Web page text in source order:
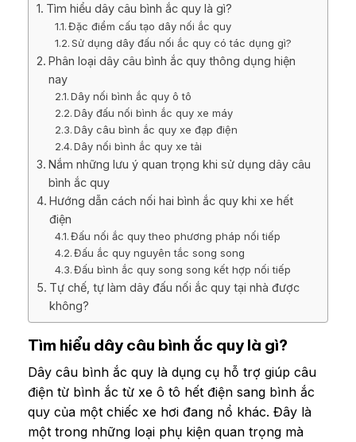
Tìm hiểu dây câu bình ắc quy là gì?
Đặc điểm cấu tạo dây nối ắc quy
Sử dụng dây đấu nối ắc quy có tác dụng gì?
Phân loại dây câu bình ắc quy thông dụng hiện
nay
Dây nối bình ắc quy ô tô
Dây đấu nối bình ắc quy xe máy
Dây câu bình ắc quy xe đạp điện
Dây nối bình ắc quy xe tải
Nắm những lưu ý quan trọng khi sử dụng dây câu
bình ắc quy
Hướng dẫn cách nối hai bình ắc quy khi xe hết
điện
Đấu nối ắc quy theo phương pháp nối tiếp
Đấu ắc quy nguyên tắc song song
Đấu bình ắc quy song song kết hợp nối tiếp
Tự chế, tự làm dây đấu nối ắc quy tại nhà được
không?
Tìm hiểu dây câu bình ắc quy là gì?
Dây câu bình ắc quy là dụng cụ hỗ trợ giúp câu
điện từ bình ắc từ xe ô tô hết điện sang bình ắc
quy của một chiếc xe hơi đang nổ khác. Đây là
một trong những loại phụ kiện quan trọng mà